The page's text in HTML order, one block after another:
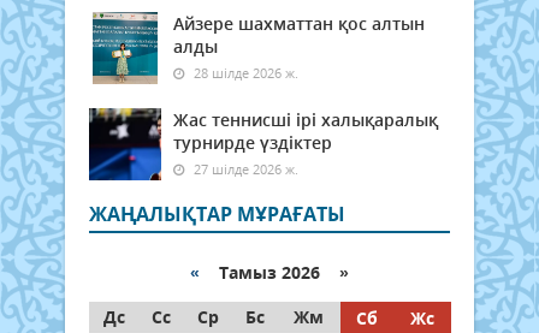
Айзере шахматтан қос алтын
алды
28 шілде 2026 ж.
Жас теннисші ірі халықаралық
турнирде үздіктер
27 шілде 2026 ж.
ЖАҢАЛЫҚТАР МҰРАҒАТЫ
« Тамыз 2026 »
Дс
Сс Ср Бс Жм Сб
Жс